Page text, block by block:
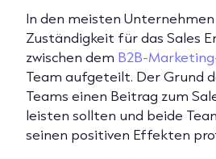
In den meisten Unternehmen
Zuständigkeit für das Sales
zwischen dem B2B-Marketing
Team aufgeteilt. Der Grund
Teams einen Beitrag zum
leisten sollten und beide
seinen positiven Effekten